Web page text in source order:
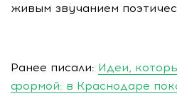
живым звучанием
Ранее писали: Идеи,
формой: в Краснодаре